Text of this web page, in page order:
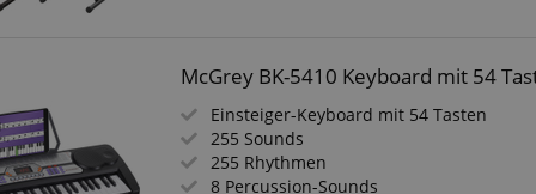
McGrey BK-5410 Keyboard mit 54
Einsteiger-Keyboard mit 54 Tasten
255 Sounds
255 Rhythmen
8 Percussion-Sounds